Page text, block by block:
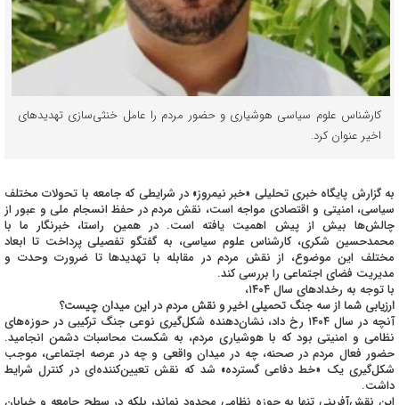
کارشناس علوم سیاسی هوشیاری و حضور مردم را عامل خنثی‌سازی تهدیدهای
اخیر عنوان کرد.
به گزارش پایگاه خبری تحلیلی «خبر نیمروز» در شرایطی که جامعه با تحولات مختلف
سیاسی، امنیتی و اقتصادی مواجه است، نقش مردم در حفظ انسجام ملی و عبور از
چالش‌ها بیش از پیش اهمیت یافته است. در همین راستا، خبرنگار ما با
محمدحسین شکری، کارشناس علوم سیاسی، به گفتگو تفصیلی پرداخت تا ابعاد
مختلف این موضوع، از نقش مردم در مقابله با تهدیدها تا ضرورت وحدت و
مدیریت فضای اجتماعی را بررسی کند.
با توجه به رخدادهای سال ۱۴۰۴،
ارزیابی شما از سه جنگ تحمیلی اخیر و نقش مردم در این میدان چیست؟
آنچه در سال ۱۴۰۴ رخ داد، نشان‌دهنده شکل‌گیری نوعی جنگ ترکیبی در حوزه‌های
نظامی و امنیتی بود که با هوشیاری مردم، به شکست محاسبات دشمن انجامید.
حضور فعال مردم در صحنه، چه در میدان واقعی و چه در عرصه اجتماعی، موجب
شکل‌گیری یک «خط دفاعی گسترده» شد که نقش تعیین‌کننده‌ای در کنترل شرایط
داشت.